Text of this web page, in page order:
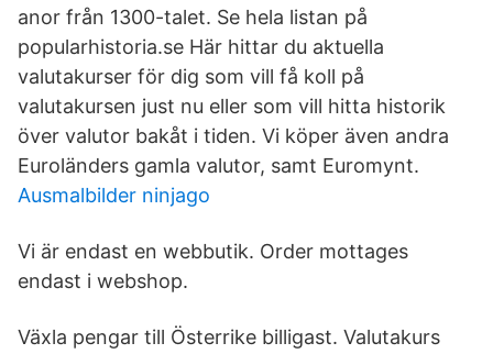
anor från 1300-talet. Se hela listan på
popularhistoria.se Här hittar du aktuella
valutakurser för dig som vill få koll på
valutakursen just nu eller som vill hitta historik
över valutor bakåt i tiden. Vi köper även andra
Euroländers gamla valutor, samt Euromynt.
Ausmalbilder ninjago
Vi är endast en webbutik. Order mottages
endast i webshop.
Växla pengar till Österrike billigast. Valutakurs